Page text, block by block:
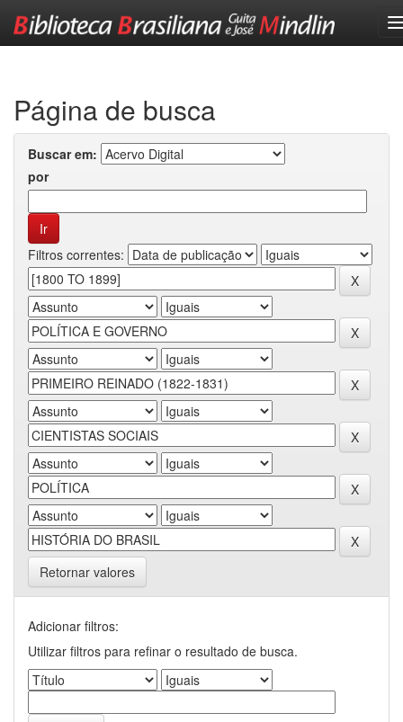
Página de busca
Buscar em:
por
Filtros correntes:
Retornar valores
Adicionar filtros:
Utilizar filtros para refinar o resultado de busca.